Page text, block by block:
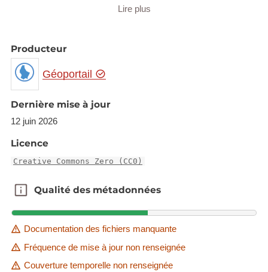
(EPSG:2169) rather than European projection
the URL provided in the INSPIRE GML under
rangeSet/File/FileReference node or from the
'Source dataset' link in metadata information.
Description copied from
catalog.inspire.geoportail.lu
Lire plus
Producteur
Géoportail
Dernière mise à jour
12 juin 2026
Licence
Creative Commons Zero (CC0)
Qualité des métadonnées
Qualité des métadonnées
Documentation des fichiers manquante
Fréquence de mise à jour non renseignée
Couverture temporelle non renseignée